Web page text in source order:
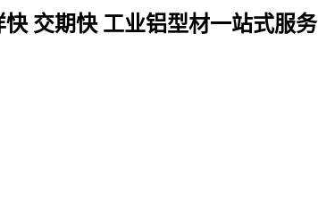
快 交期快 工业铝型材一站式服务